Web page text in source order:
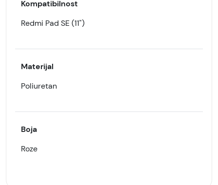
Kompatibilnost
Redmi Pad SE (11")
Materijal
Poliuretan
Boja
Roze